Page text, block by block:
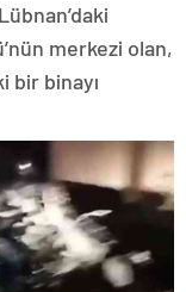
merkezi olan,
bir binayı